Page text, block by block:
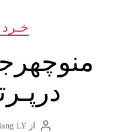
خـرد
نویسندهٔ
ازLY